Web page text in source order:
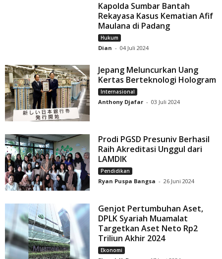
Kapolda Sumbar Bantah
Rekayasa Kasus Kematian Afif
Maulana di Padang
Hukum
Dian - 04 Juli 2024
Jepang Meluncurkan Uang
Kertas Berteknologi Hologram
Internasional
Anthony Djafar - 03 Juli 2024
Prodi PGSD Presuniv Berhasil
Raih Akreditasi Unggul dari
LAMDIK
Pendidikan
Ryan Puspa Bangsa - 26 Juni 2024
Genjot Pertumbuhan Aset,
DPLK Syariah Muamalat
Targetkan Aset Neto Rp2
Triliun Akhir 2024
Ekonomi